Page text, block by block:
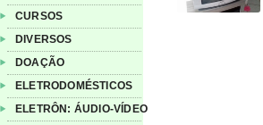
CURSOS
DIVERSOS
DOAÇÃO
ELETRODOMÉSTICOS
ELETRÔN: ÁUDIO-VÍDEO